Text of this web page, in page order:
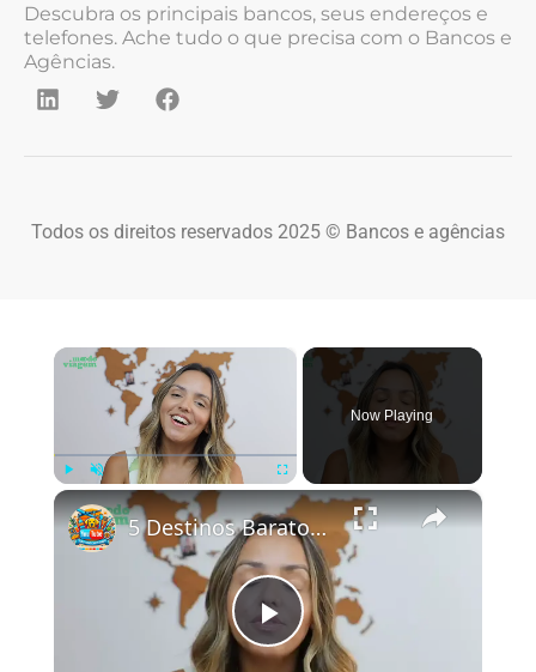
Descubra os principais bancos, seus endereços e
telefones. Ache tudo o que precisa com o Bancos e
Agências.
Todos os direitos reservados 2025 © Bancos e agências
×
Fullscreen
Now Playing
×
Play Video
5 Destinos Baratos no Brasil Para Conhecer e Amar! 🇧🇷✨